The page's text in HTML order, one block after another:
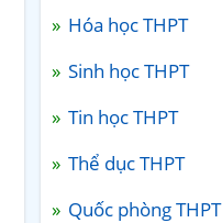
Hóa học THPT
Sinh học THPT
Tin học THPT
Thể dục THPT
Quốc phòng THPT